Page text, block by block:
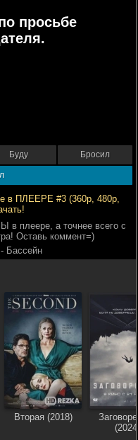
просьбе
Буду Бросил
в ПЛЕЕРЕ #3 (360р, 480р,
плеере, а точнее всего с
Оставь коммент=)
- Бассейн
Вторая (2018)